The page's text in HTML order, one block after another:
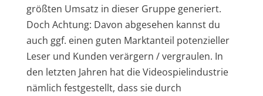
größten Umsatz in dieser Gruppe generiert.
Doch Achtung: Davon abgesehen kannst du
auch ggf. einen guten Marktanteil potenzieller
Leser und Kunden verärgern / vergraulen. In
den letzten Jahren hat die Videospielindustrie
nämlich festgestellt, dass sie durch